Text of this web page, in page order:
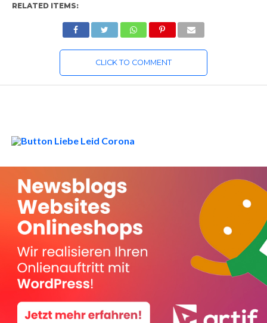
RELATED ITEMS:
CLICK TO COMMENT